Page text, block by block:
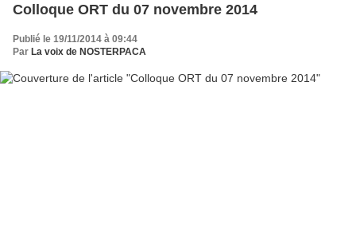
Colloque ORT du 07 novembre 2014
Publié le 19/11/2014 à 09:44
Par La voix de NOSTERPACA